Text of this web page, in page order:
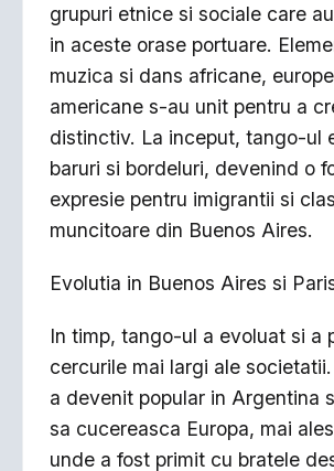
grupuri etnice si sociale care
in aceste orase portuare.
muzica si dans africane,
americane s-au unit pentru a
distinctiv. La inceput, tango-ul
baruri si bordeluri, devenind o
expresie pentru imigrantii si
muncitoare din Buenos Aires.
Evolutia in Buenos Aires si
In timp, tango-ul a evoluat si a
cercurile mai largi ale societatii.
a devenit popular in Argentina
sa cucereasca Europa, mai
unde a fost primit cu bratele